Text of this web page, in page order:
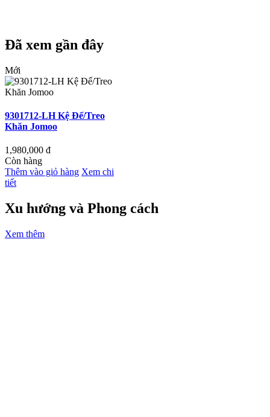
Đã xem gần đây
Mới
9301712-LH Kệ Để/Treo
Khăn Jomoo
1,980,000 đ
Còn hàng
Thêm vào giỏ hàng Xem chi
tiết
Xu hướng và Phong cách
Xem thêm